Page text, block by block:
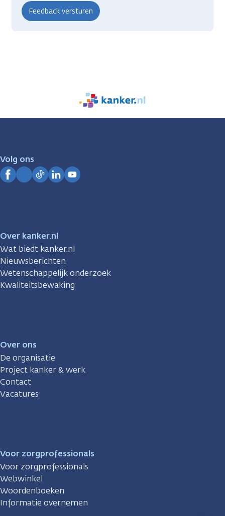
We
zijn
Volg ons
Over kanker.nl
Wat biedt kanker.nl
Nieuwsberichten
Wetenschappelijk onderzoek
Kwaliteitsbewaking
Over ons
De organisatie
Project kanker & werk
Contact
Vacatures
Voor zorgprofessionals
Voor zorgprofessionals
Webwinkel
Woordenboeken
Informatie overnemen